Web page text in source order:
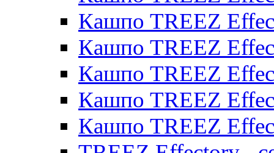
Кашпо TREEZ
Кашпо TREEZ
Кашпо TREEZ
Кашпо TREEZ
Кашпо TREEZ